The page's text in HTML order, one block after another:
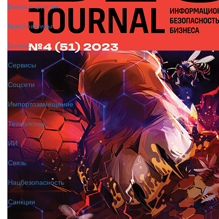
Банки и финтех
Криптоактивы
Бизнес
Сервисы
Соцсети
Импортозамещение
Технологии
ИИ
Связь
Нацбезопасность
Санкции